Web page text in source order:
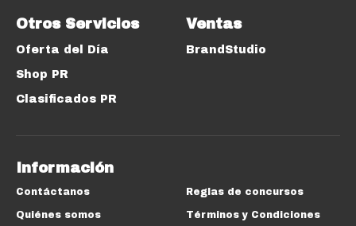
Otros Servicios
Oferta del Día
Shop PR
Clasificados PR
Ventas
BrandStudio
Información
Contáctanos
Quiénes somos
Reglas de concursos
Términos y Condiciones